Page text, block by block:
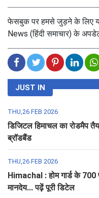
फेसबुक पर हमसे जुड़ने के लिए
News (हिंदी समाचार) के
JUST IN
THU,26 FEB 2026
डिजिटल हिमाचल का रोडमैप
ब्रॉडबैंड
THU,26 FEB 2026
Himachal : होम गार्ड के 700
मानदेय... पढ़ें पूरी डिटेल